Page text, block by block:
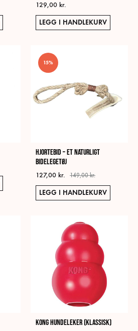
129,00 kr.
LEGG I HANDLEKURV
15%
Hjortebid – Et naturligt
bidelegetøj
127,00 kr. 149,00kr.
LEGG I HANDLEKURV
KONG Hundeleker (klassisk)